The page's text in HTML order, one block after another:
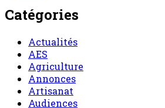
Catégories
Actualités
AES
Agriculture
Annonces
Artisanat
Audiences